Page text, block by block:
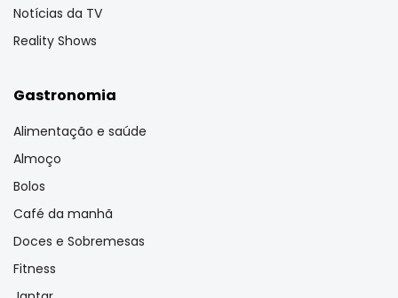
Notícias da TV
Reality Shows
Gastronomia
Alimentação e saúde
Almoço
Bolos
Café da manhã
Doces e Sobremesas
Fitness